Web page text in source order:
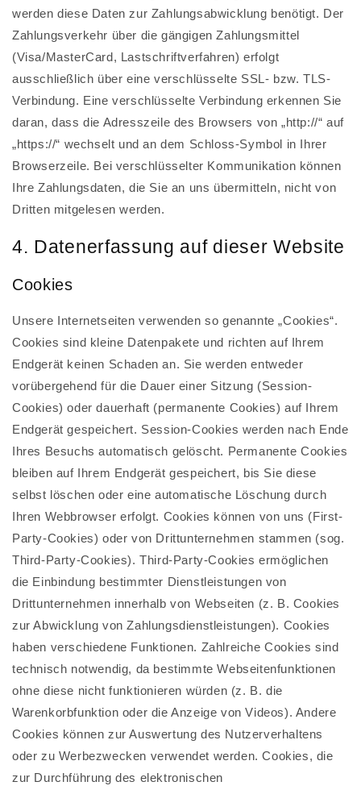
werden diese Daten zur Zahlungsabwicklung benötigt. Der
Zahlungsverkehr über die gängigen Zahlungsmittel
(Visa/MasterCard, Lastschriftverfahren) erfolgt
ausschließlich über eine verschlüsselte SSL- bzw. TLS-
Verbindung. Eine verschlüsselte Verbindung erkennen Sie
daran, dass die Adresszeile des Browsers von „http://“ auf
„https://“ wechselt und an dem Schloss-Symbol in Ihrer
Browserzeile. Bei verschlüsselter Kommunikation können
Ihre Zahlungsdaten, die Sie an uns übermitteln, nicht von
Dritten mitgelesen werden.
4. Datenerfassung auf dieser Website
Cookies
Unsere Internetseiten verwenden so genannte „Cookies“.
Cookies sind kleine Datenpakete und richten auf Ihrem
Endgerät keinen Schaden an. Sie werden entweder
vorübergehend für die Dauer einer Sitzung (Session-
Cookies) oder dauerhaft (permanente Cookies) auf Ihrem
Endgerät gespeichert. Session-Cookies werden nach Ende
Ihres Besuchs automatisch gelöscht. Permanente Cookies
bleiben auf Ihrem Endgerät gespeichert, bis Sie diese
selbst löschen oder eine automatische Löschung durch
Ihren Webbrowser erfolgt. Cookies können von uns (First-
Party-Cookies) oder von Drittunternehmen stammen (sog.
Third-Party-Cookies). Third-Party-Cookies ermöglichen
die Einbindung bestimmter Dienstleistungen von
Drittunternehmen innerhalb von Webseiten (z. B. Cookies
zur Abwicklung von Zahlungsdienstleistungen). Cookies
haben verschiedene Funktionen. Zahlreiche Cookies sind
technisch notwendig, da bestimmte Webseitenfunktionen
ohne diese nicht funktionieren würden (z. B. die
Warenkorbfunktion oder die Anzeige von Videos). Andere
Cookies können zur Auswertung des Nutzerverhaltens
oder zu Werbezwecken verwendet werden. Cookies, die
zur Durchführung des elektronischen